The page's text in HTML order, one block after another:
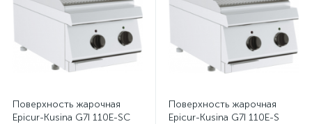
Поверхность жарочная
Epicur-Kusina G7I 110E-SC
Поверхность жарочная
Epicur-Kusina G7I 110E-S